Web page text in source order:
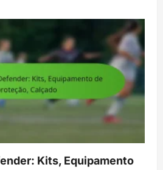
Kits, Equipamento